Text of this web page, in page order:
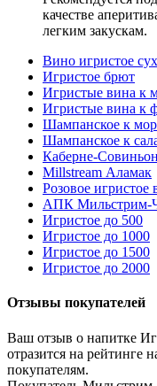
качестве
легким закускам.
Вино игристое
Игристое брют
Игристые вина к
Игристые вина к
Шампанское к
Шампанское к
Каберне-Совиньон
Millstream Аламак
Розовое игристое
АПК Мильстрим-
Игристое до 500
Игристое до 1000
Игристое до 1500
Игристое до 2000
Отзывы покупателей
Ваш отзыв о напитке
отразится на рейтинге
покупателям.